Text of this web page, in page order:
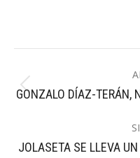
entre
GONZALO DÍAZ-TERÁN,
JOLASETA SE LLEVA